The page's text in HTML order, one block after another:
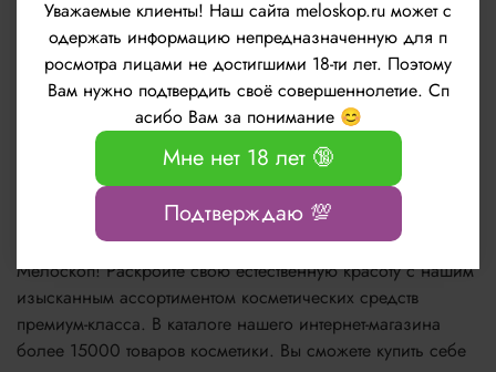
Новые ампульные препараты be.Booster от
бренда LeviSsime
Погрузитесь в мир красоты с интернет-магазином
Мелоскоп! Раскройте свою естественную красоту с нашим
изысканным ассортиментом косметических средств
премиум-класса. В каталоге нашего интернет-магазина
более 15000 товаров косметики. Вы сможете купить себе
Уважаемые клиенты! Наш сайта meloskop.ru может с
одержать информацию непредназначенную для п
росмотра лицами не достигшими 18-ти лет. Поэтому
Вам нужно подтвердить своё совершеннолетие. Сп
асибо Вам за понимание 😊
Мне нет 18 лет 🔞
Подтверждаю 💯